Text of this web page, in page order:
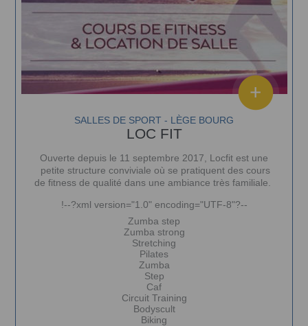
SALLES DE SPORT - LÈGE BOURG
LOC FIT
Ouverte depuis le 11 septembre 2017, Locfit est une
petite structure conviviale où se pratiquent des cours
de fitness de qualité dans une ambiance très familiale.
!--?xml version="1.0" encoding="UTF-8"?--
Zumba step
Zumba strong
Stretching
Pilates
Zumba
Step
Caf
Circuit Training
Bodyscult
Biking